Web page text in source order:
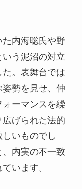
内海聡氏や野
う泥沼の対立
。表舞台では
姿勢を見せ、仲
ーマンスを繰
広げられた法的
いものでし
、内実の不一致
います。